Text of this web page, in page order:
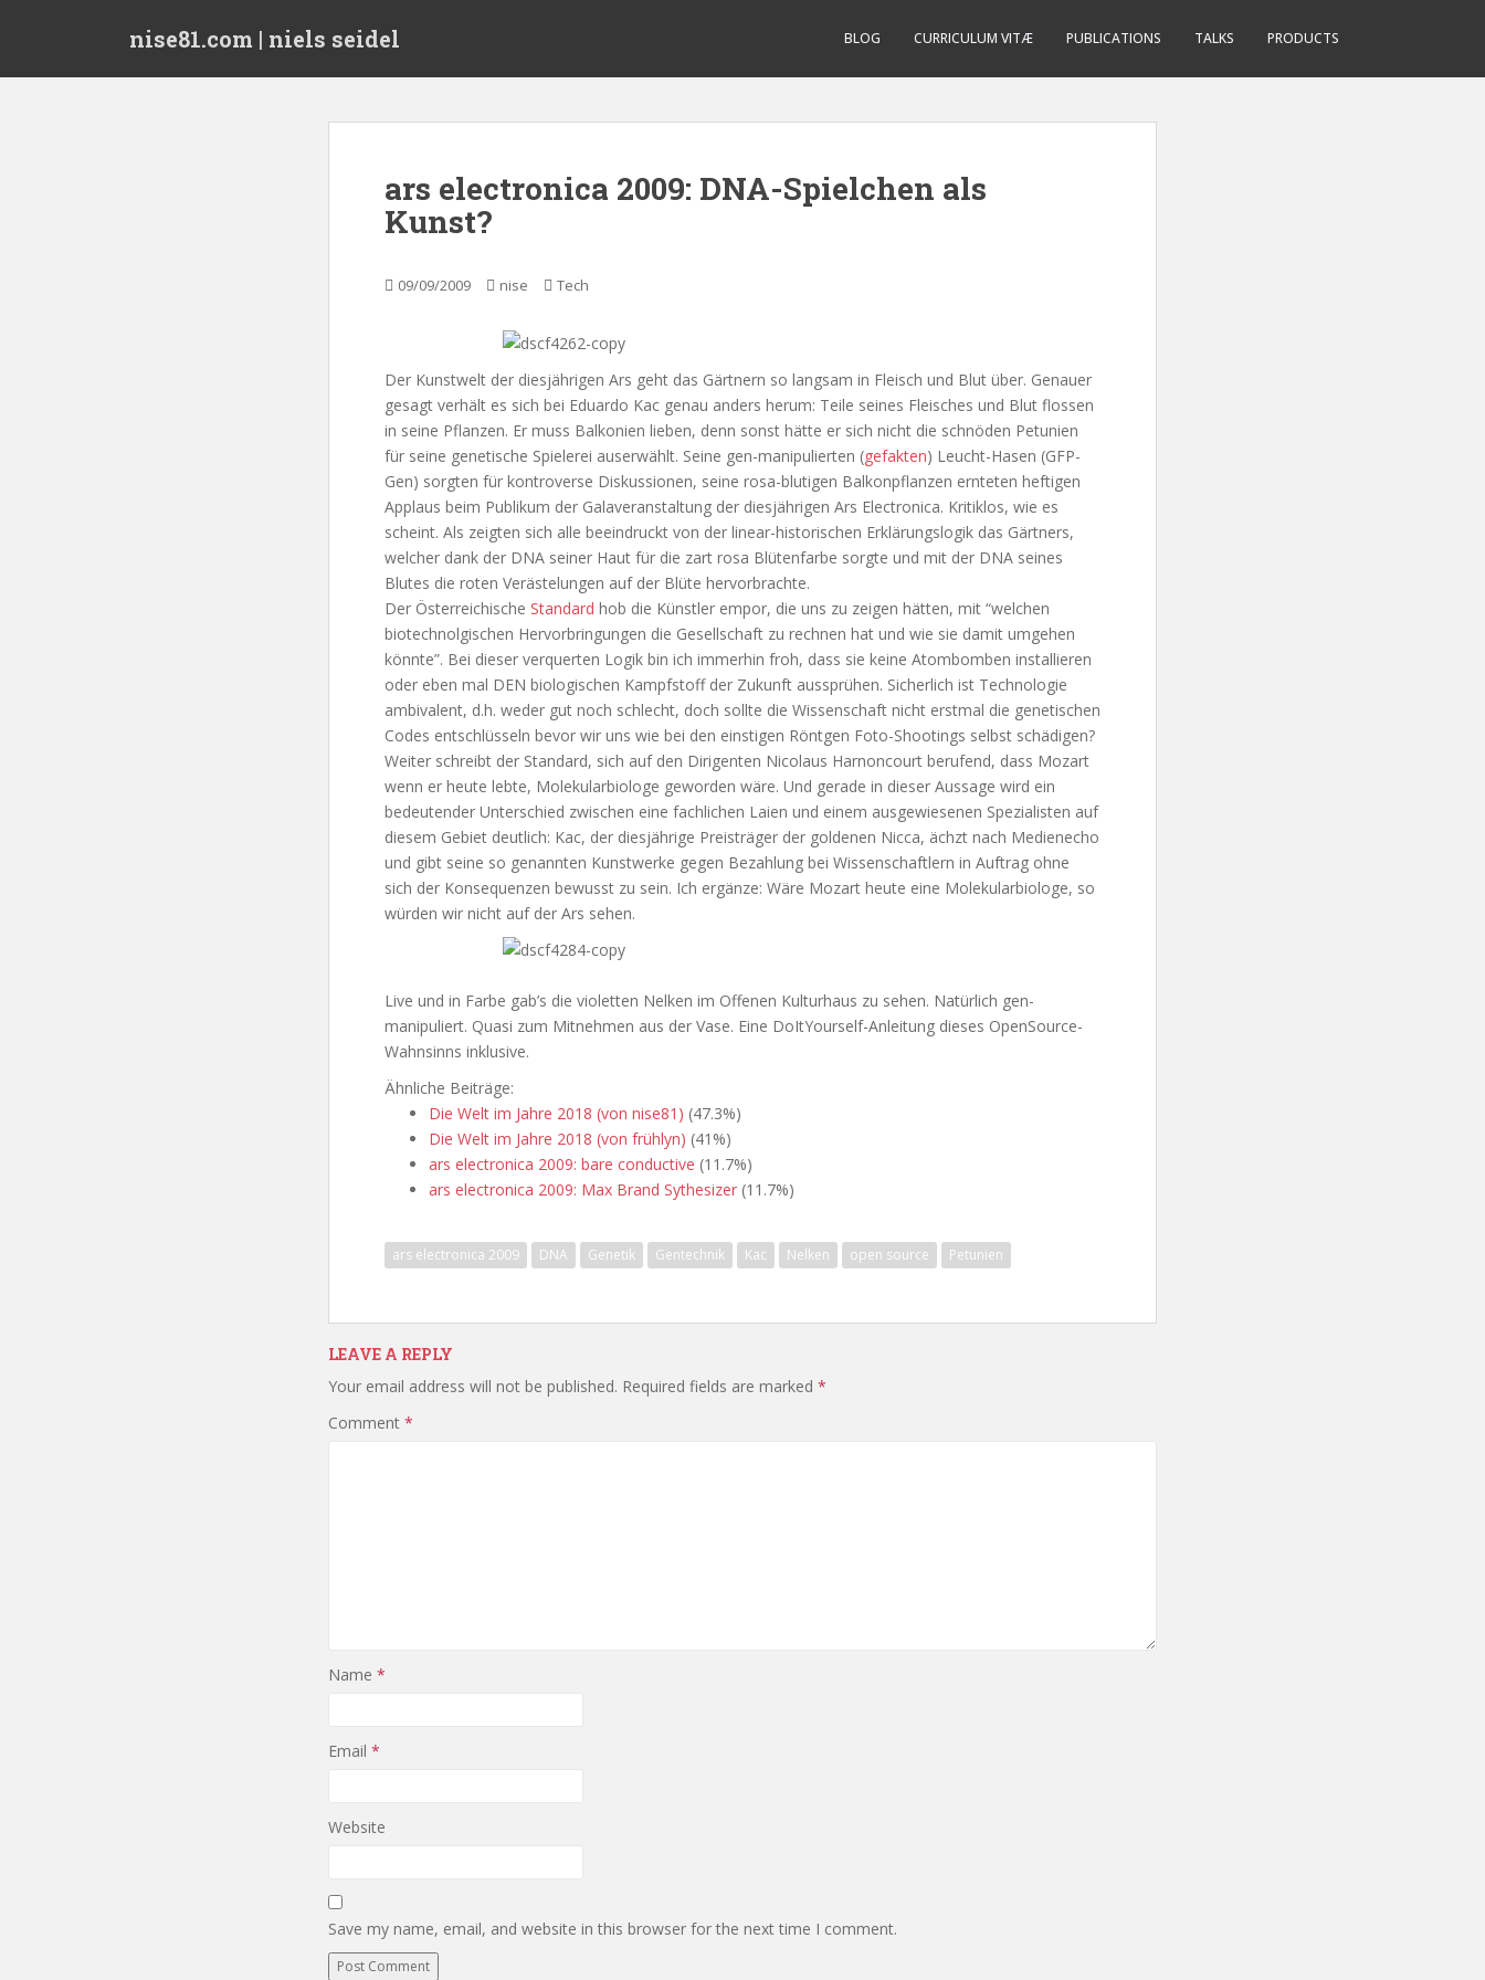
nise81.com | niels seidel BLOG CURRICULUM VITÆ PUBLICATIONS TALKS PRODUCTS
ars electronica 2009: DNA-Spielchen als
Kunst?
09/09/2009 nise Tech
Der Kunstwelt der diesjährigen Ars geht das Gärtnern so langsam in Fleisch und Blut über. Genauer
gesagt verhält es sich bei Eduardo Kac genau anders herum: Teile seines Fleisches und Blut flossen
in seine Pflanzen. Er muss Balkonien lieben, denn sonst hätte er sich nicht die schnöden Petunien
für seine genetische Spielerei auserwählt. Seine gen-manipulierten (gefakten) Leucht-Hasen (GFP-
Gen) sorgten für kontroverse Diskussionen, seine rosa-blutigen Balkonpflanzen ernteten heftigen
Applaus beim Publikum der Galaveranstaltung der diesjährigen Ars Electronica. Kritiklos, wie es
scheint. Als zeigten sich alle beeindruckt von der linear-historischen Erklärungslogik das Gärtners,
welcher dank der DNA seiner Haut für die zart rosa Blütenfarbe sorgte und mit der DNA seines
Blutes die roten Verästelungen auf der Blüte hervorbrachte.
Der Österreichische Standard hob die Künstler empor, die uns zu zeigen hätten, mit “welchen
biotechnolgischen Hervorbringungen die Gesellschaft zu rechnen hat und wie sie damit umgehen
könnte”. Bei dieser verquerten Logik bin ich immerhin froh, dass sie keine Atombomben installieren
oder eben mal DEN biologischen Kampfstoff der Zukunft aussprühen. Sicherlich ist Technologie
ambivalent, d.h. weder gut noch schlecht, doch sollte die Wissenschaft nicht erstmal die genetischen
Codes entschlüsseln bevor wir uns wie bei den einstigen Röntgen Foto-Shootings selbst schädigen?
Weiter schreibt der Standard, sich auf den Dirigenten Nicolaus Harnoncourt berufend, dass Mozart
wenn er heute lebte, Molekularbiologe geworden wäre. Und gerade in dieser Aussage wird ein
bedeutender Unterschied zwischen eine fachlichen Laien und einem ausgewiesenen Spezialisten auf
diesem Gebiet deutlich: Kac, der diesjährige Preisträger der goldenen Nicca, ächzt nach Medienecho
und gibt seine so genannten Kunstwerke gegen Bezahlung bei Wissenschaftlern in Auftrag ohne
sich der Konsequenzen bewusst zu sein. Ich ergänze: Wäre Mozart heute eine Molekularbiologe, so
würden wir nicht auf der Ars sehen.
Live und in Farbe gab’s die violetten Nelken im Offenen Kulturhaus zu sehen. Natürlich gen-
manipuliert. Quasi zum Mitnehmen aus der Vase. Eine DoItYourself-Anleitung dieses OpenSource-
Wahnsinns inklusive.
Ähnliche Beiträge:
Die Welt im Jahre 2018 (von nise81) (47.3%)
Die Welt im Jahre 2018 (von frühlyn) (41%)
ars electronica 2009: bare conductive (11.7%)
ars electronica 2009: Max Brand Sythesizer (11.7%)
ars electronica 2009 DNA Genetik Gentechnik Kac Nelken open source Petunien
LEAVE A REPLY
Your email address will not be published. Required fields are marked *
Comment *
Name *
Email *
Website
Save my name, email, and website in this browser for the next time I comment.